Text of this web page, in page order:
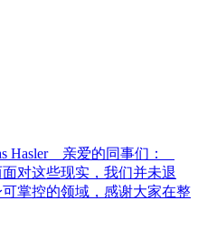
Hasler 亲爱的同事们：
对这些现实，我们并未退
掌控的领域，感谢大家在整